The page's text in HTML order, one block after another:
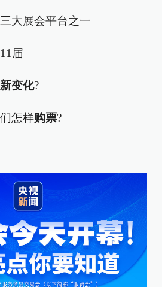
大展会平台之一
届
新变化?
怎样购票?